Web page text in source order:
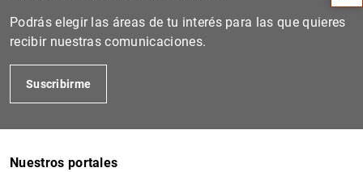
Podrás elegir las áreas de tu interés para las que quieres
recibir nuestras comunicaciones.
Suscribirme
Nuestros portales